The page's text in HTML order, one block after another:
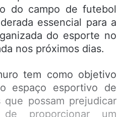
do campo de futebol
essencial para a
do esporte no
nos próximos dias.
tem como objetivo
espaço esportivo de
que possam prejudicar
proporcionar um